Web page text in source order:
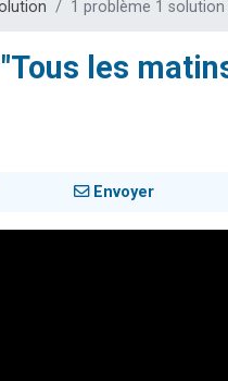
1 problème 1
les
Envoyer